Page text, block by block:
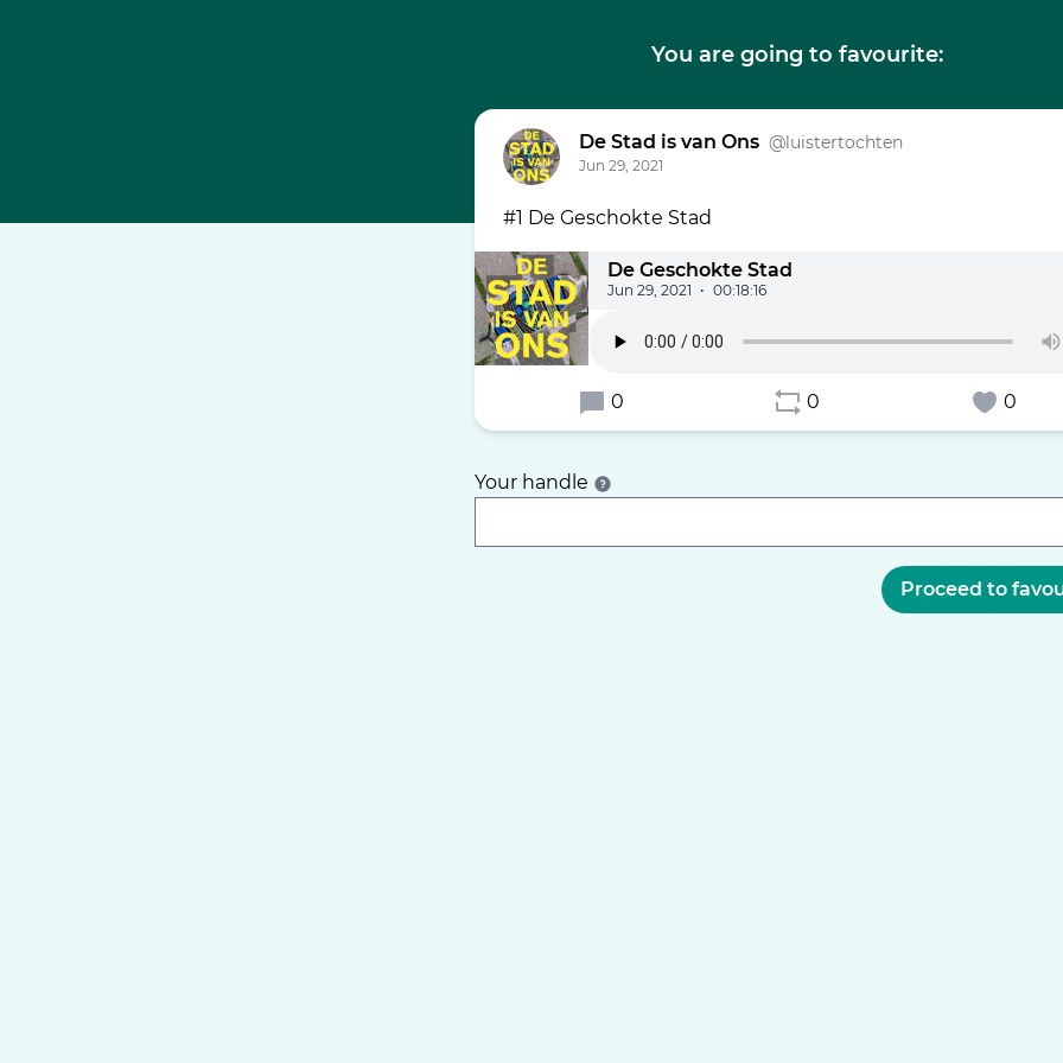
You are going to favourite:
De Stad is van Ons @luistertochten
Jun 29, 2021
#1 De Geschokte Stad
De Geschokte Stad
Jun 29, 2021 • 00:18:16
0 0 0
Your handle
Proceed to